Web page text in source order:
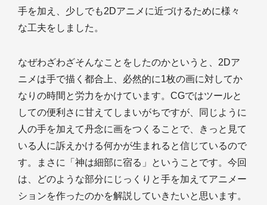
手を加え、少しでも2Dアニメに近づけるために様々
な工夫をしました。
なぜわざわざそんなことをしたのかというと、2Dア
ニメは手で描く都合上、必然的に1枚の画に対してか
なりの時間と労力をかけています。CGではツールと
しての便利さに甘えてしまいがちですが、同じように
人の手を加えて丹念に画をつくることで、きっと見て
いる人に訴えかける何かが生まれると信じているので
す。まさに「神は細部に宿る」ということです。今回
は、どのような部分にじっくりと手を加えてアニメー
ションを作ったのかを解説していきたいと思います。